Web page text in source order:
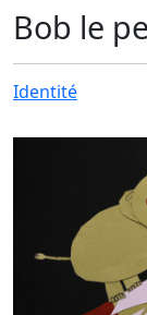
Bob le
Identité